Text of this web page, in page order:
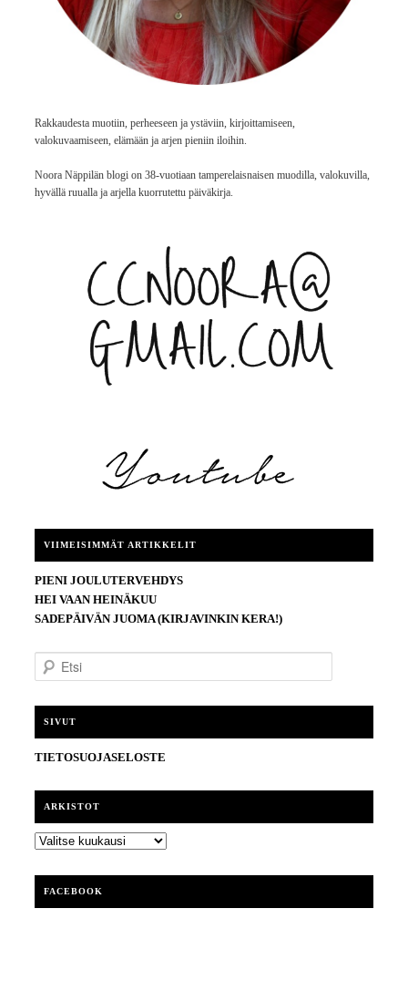
Rakkaudesta muotiin, perheeseen ja ystäviin, kirjoittamiseen,
valokuvaamiseen, elämään ja arjen pieniin iloihin.
Noora Näppilän blogi on 38-vuotiaan tamperelaisnaisen muodilla, valokuvilla,
hyvällä ruualla ja arjella kuorrutettu päiväkirja.
VIIMEISIMMÄT ARTIKKELIT
PIENI JOULUTERVEHDYS
HEI VAAN HEINÄKUU
SADEPÄIVÄN JUOMA (KIRJAVINKIN KERA!)
t
SIVUT
TIETOSUOJASELOSTE
ARKISTOT
ARKISTOT
FACEBOOK